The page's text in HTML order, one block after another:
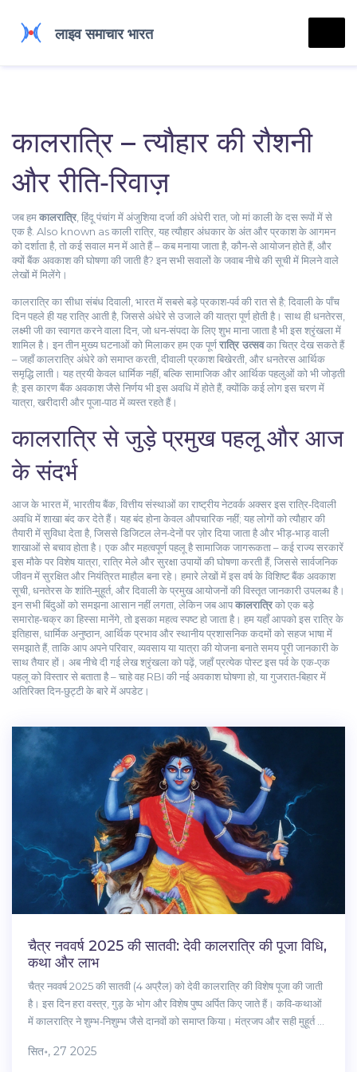
कालरात्रि – त्यौहार की रौशनी
और रीति‑रिवाज़
जब हमकालरात्रि, हिंदू पंचांग में अंजुशिया दर्जा की अंधेरी रात, जो मां काली के दस रूपों में से
एक है. Also known asकाली रात्रि , यह त्यौहार अंधकार के अंत और प्रकाश के आगमन
को दर्शाता है, तो कई सवाल मन में आते हैं – कब मनाया जाता है, कौन‑से आयोजन होते हैं, और
क्यों बैंक अवकाश की घोषणा की जाती है? इन सभी सवालों के जवाब नीचे की सूची में मिलने वाले
लेखों में मिलेंगे।
कालरात्रि का सीधा संबंधदिवाली भारत में सबसे बड़े प्रकाश‑पर्व की रातसे है; दिवाली के पाँच
दिन पहले ही यह रात्रि आती है, जिससे अंधेरे से उजाले की यात्रा पूर्ण होती है। साथ हीधनतेरस
लक्ष्मी जी का स्वागत करने वाला दिन, जो धन‑संपदा के लिए शुभ माना जाता हैभी इस श्रृंखला में
शामिल है। इन तीन मुख्य घटनाओं को मिलाकर हम एक पूर्णरात्रि उत्सवका चित्र देख सकते हैं
– जहाँ कालरात्रि अंधेरे को समाप्त करती, दीवाली प्रकाश बिखेरती, और धनतेरस आर्थिक
समृद्धि लाती। यह त्रयी केवल धार्मिक नहीं, बल्कि सामाजिक और आर्थिक पहलुओं को भी जोड़ती
है; इस कारण बैंक अवकाश जैसे निर्णय भी इस अवधि में होते हैं, क्योंकि कई लोग इस चरण में
यात्रा, खरीदारी और पूजा‑पाठ में व्यस्त रहते हैं।
कालरात्रि से जुड़े प्रमुख पहलू और आज
के संदर्भ
आज के भारत में, भारतीय बैंक वित्तीय संस्थाओं का राष्ट्रीय नेटवर्कअक्सर इस रात्रि‑दिवाली
अवधि में शाखा बंद कर देते हैं। यह बंद होना केवल औपचारिक नहीं; यह लोगों को त्यौहार की
तैयारी में सुविधा देता है, जिससे डिजिटल लेन‑देनों पर ज़ोर दिया जाता है और भीड़‑भाड़ वाली
शाखाओं से बचाव होता है। एक और महत्वपूर्ण पहलू है सामाजिक जागरूकता – कई राज्य सरकारें
इस मौके पर विशेष यात्रा, रात्रि मेले और सुरक्षा उपायों की घोषणा करती हैं, जिससे सार्वजनिक
जीवन में सुरक्षित और नियंत्रित माहौल बना रहे। हमारे लेखों में इस वर्ष के विशिष्ट बैंक अवकाश
सूची, धनतेरस के शांति‑मुहूर्त, और दिवाली के प्रमुख आयोजनों की विस्तृत जानकारी उपलब्ध है।
इन सभी बिंदुओं को समझना आसान नहीं लगता, लेकिन जब आपकालरात्रिको एक बड़े
समारोह‑चक्र का हिस्सा मानेंगे, तो इसका महत्व स्पष्ट हो जाता है। हम यहाँ आपको इस रात्रि के
इतिहास, धार्मिक अनुष्ठान, आर्थिक प्रभाव और स्थानीय प्रशासनिक कदमों को सहज भाषा में
समझाते हैं, ताकि आप अपने परिवार, व्यवसाय या यात्रा की योजना बनाते समय पूरी जानकारी के
साथ तैयार हों। अब नीचे दी गई लेख श्रृंखला को पढ़ें, जहाँ प्रत्येक पोस्ट इस पर्व के एक‑एक
पहलू को विस्तार से बताता है – चाहे वह RBI की नई अवकाश घोषणा हो, या गुजरात‑बिहार में
अतिरिक्त दिन‑छुट्टी के बारे में अपडेट।
चैत्र नववर्ष 2025 की सातवी: देवी कालरात्रि की पूजा विधि,
कथा और लाभ
चैत्र नववर्ष 2025 की सातवी (4 अप्रैल) को देवी कालरात्रि की विशेष पूजा की जाती
है। इस दिन हरा वस्त्र, गुड़ के भोग और विशेष पुष्प अर्पित किए जाते हैं। कवि‑कथाओं
में कालरात्रि ने शुम्भ‑निशुम्भ जैसे दानवों को समाप्त किया। मंत्रजप और सही मुहूर्त से
सित॰, 27 2025